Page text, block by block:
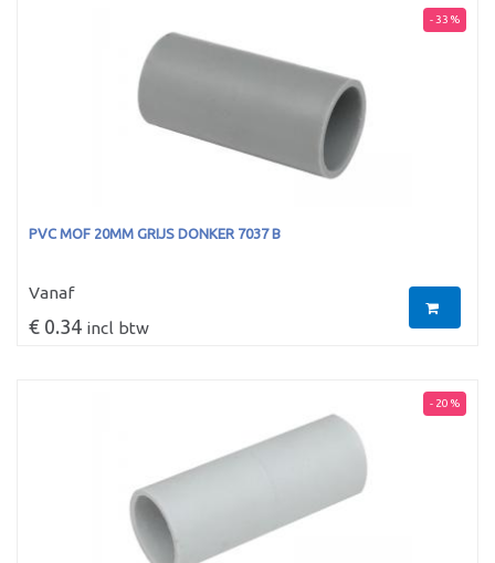
- 33 %
PVC MOF 20MM GRIJS DONKER 7037 B
Vanaf
€ 0.34 incl btw
- 20 %